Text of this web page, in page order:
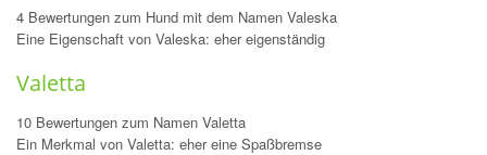
4 Bewertungen zum Hund mit dem Namen Valeska
Eine Eigenschaft von Valeska: eher eigenständig
Valetta
10 Bewertungen zum Namen Valetta
Ein Merkmal von Valetta: eher eine Spaßbremse